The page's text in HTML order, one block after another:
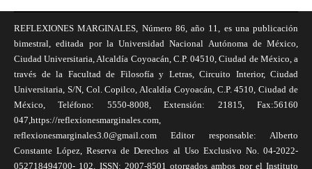
REFLEXIONES MARGINALES, Número 86, año 11, es una publicación
bimestral, editada por la Universidad Nacional Autónoma de México,
Ciudad Universitaria, Alcaldía Coyoacán, C.P. 04510, Ciudad de México, a
través de la Facultad de Filosofía y Letras, Circuito Interior, Ciudad
Universitaria, S/N, Col. Copilco, Alcaldía Coyoacán, C.P. 4510, Ciudad de
México, Teléfono: 5550-8008, Extensión: 21815, Fax:56160
047,https://reflexionesmarginales.com,
reflexionesmarginales3.0@gmail.com Editor responsable: Alberto
Constante López, Reserva de Derechos al Uso Exclusivo No. 04-2022-
052718494700- 102, ISSN: 2007-8501 otorgados ambos por el Instituto